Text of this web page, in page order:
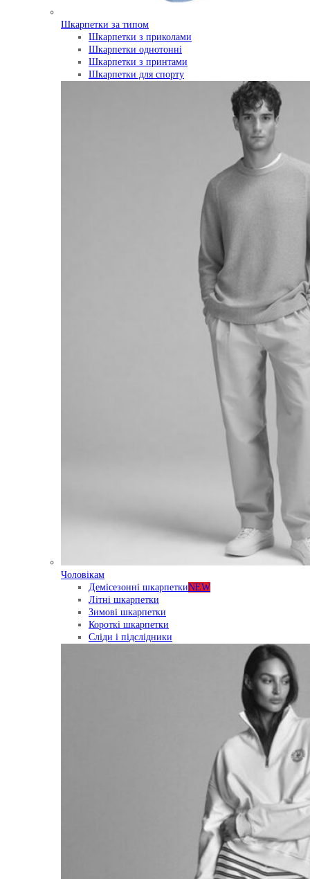
Шкарпетки за типом
Шкарпетки з приколами
Шкарпетки однотонні
Шкарпетки з принтами
Шкарпетки для спорту
Чоловікам
Демісезонні шкарпеткиNEW
Літні шкарпетки
Зимові шкарпетки
Короткі шкарпетки
Сліди і підслідники